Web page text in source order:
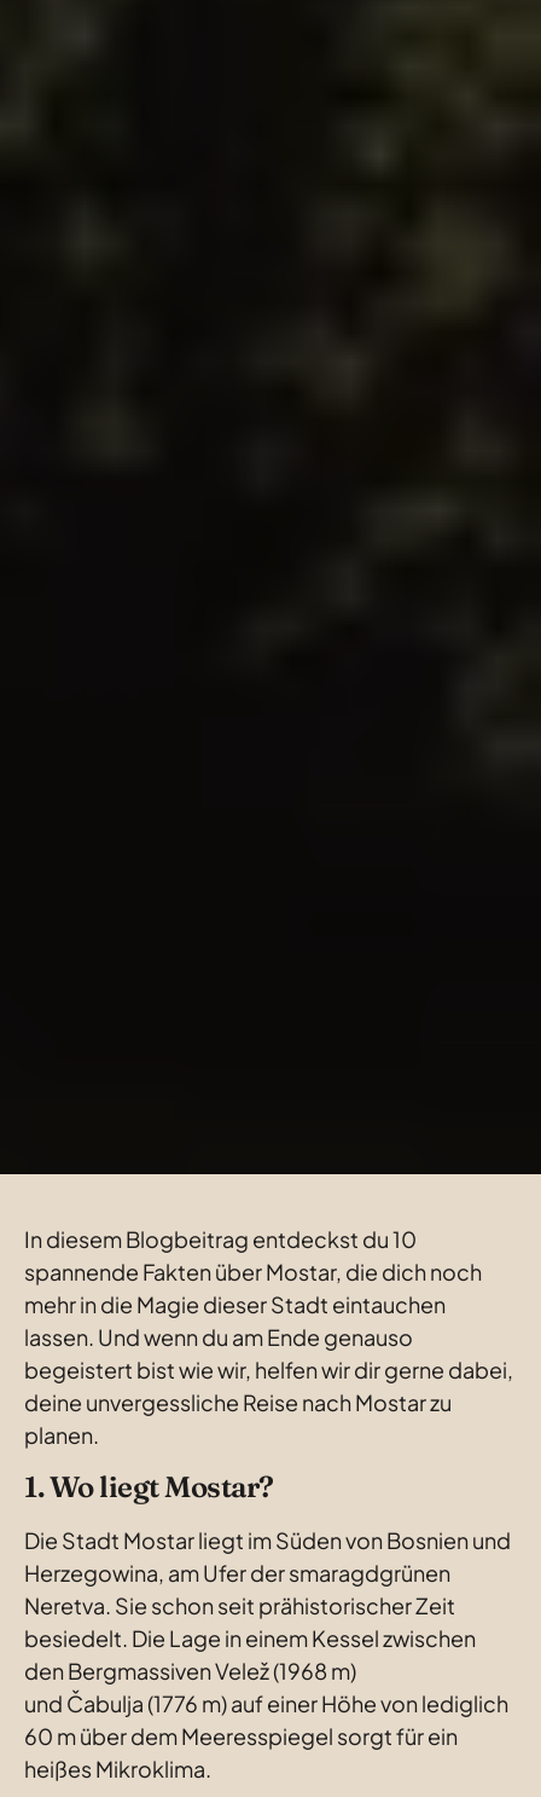
In diesem Blogbeitrag entdeckst du 10
spannende Fakten über Mostar, die dich noch
mehr in die Magie dieser Stadt eintauchen
lassen. Und wenn du am Ende genauso
begeistert bist wie wir, helfen wir dir gerne dabei,
deine unvergessliche Reise nach Mostar zu
planen.
1. Wo liegt Mostar?
Die Stadt Mostar liegt im Süden von Bosnien und
Herzegowina, am Ufer der smaragdgrünen
Neretva. Sie schon seit prähistorischer Zeit
besiedelt. Die Lage in einem Kessel zwischen
den Bergmassiven Velež (1968 m)
und Čabulja (1776 m) auf einer Höhe von lediglich
60 m über dem Meeresspiegel sorgt für ein
heißes Mikroklima.